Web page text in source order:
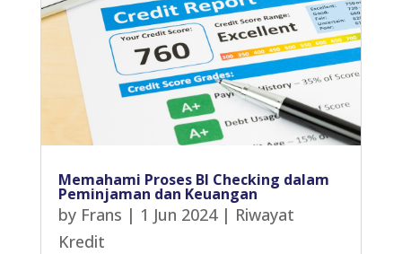
Memahami Proses BI Checking dalam
Peminjaman dan Keuangan
by Frans | 1 Jun 2024| Riwayat
Kredit